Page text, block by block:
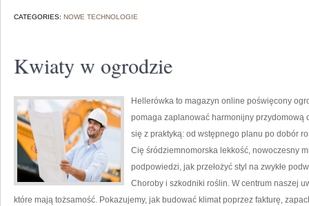
CATEGORIES: NOWE TECHNOLOGIE
Kwiaty w ogrodzie
Hellerówka to magazyn online poświęcony
pomaga zaplanować harmonijny przydomową
się z praktyką: od wstępnego planu po dobór
Cię śródziemnomorska lekkość, nowoczesny
podpowiedzi, jak przełożyć styl na zwykłe
Choroby i szkodniki roślin. W centrum naszej
które mają tożsamość. Pokazujemy, jak budować klimat poprzez fakturę,